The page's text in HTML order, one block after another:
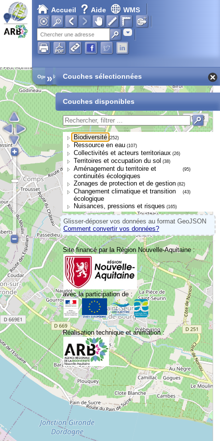
Accueil Aide WMS
Adresse
Open Street Map
» Couches sélectionnées
Couches disponibles
Biodiversité (252)
Ressource en eau (107)
Collectivités et acteurs territoriaux (26)
Territoires et occupation du sol (38)
Aménagement du territoire et
continuités écologiques
(95)
Zonages de protection et de gestion (82)
Changement climatique et transition
écologique
(43)
Nuisances, pressions et risques (165)
Glisser-déposer vos données au format GeoJSON
Comment convertir vos données?
Site financé par la Région Nouvelle-Aquitaine :
avec la participation de :
Réalisation technique et animation :